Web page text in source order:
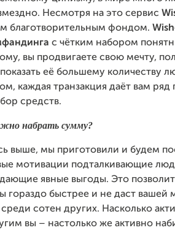
Несмотря на это сервис
благотворительным фондом.
с чётким набором
вы продвигаете свою мечту,
её большему количеству
каждая транзакция даёт вам
средств.
набрать сумму?
выше, мы приготовили и будем
мотивации подталкивающие
явные выгоды. Это
гораздо быстрее и не даст вашей
сотен других. Насколько
вы – настолько же активно